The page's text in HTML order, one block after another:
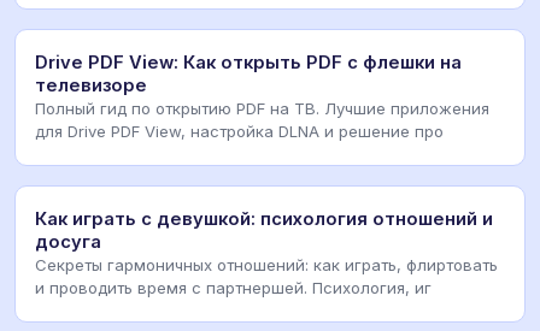
Drive PDF View: Как открыть PDF с флешки на
телевизоре
Полный гид по открытию PDF на ТВ. Лучшие приложения
для Drive PDF View, настройка DLNA и решение про
Как играть с девушкой: психология отношений и
досуга
Секреты гармоничных отношений: как играть, флиртовать
и проводить время с партнершей. Психология, иг